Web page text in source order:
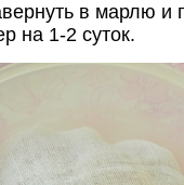
в марлю и
на 1-2 суток.